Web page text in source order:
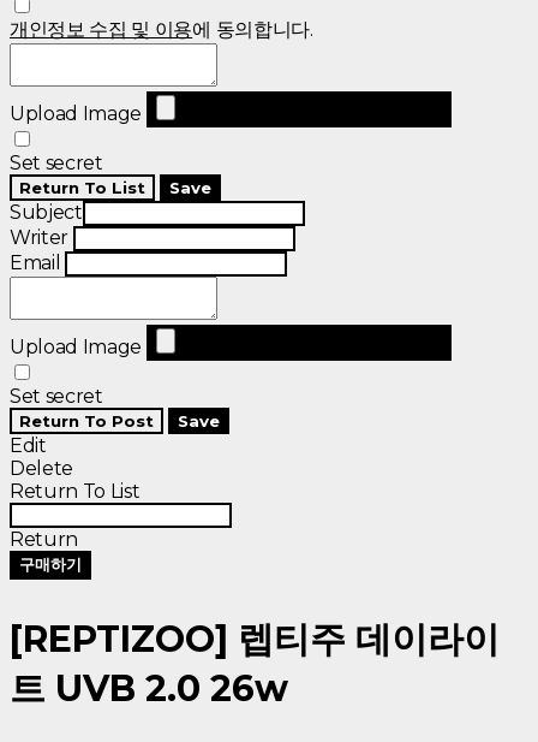
개인정보 수집 및 이용에 동의합니다.
Upload Image
Set secret
Return To List Save
Subject
Writer
Email
Upload Image
Set secret
Return To Post Save
Edit
Delete
Return To List
Return
구매하기
[REPTIZOO] 렙티주 데이라이
트 UVB 2.0 26w